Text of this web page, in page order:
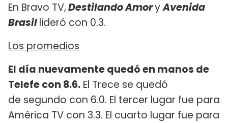
En Bravo TV,Destilando AmoryAvenida
Brasillideró con 0.3.
Los promedios
El día nuevamente quedó en manos de
Telefe con 8.6. El Trece se quedó
de segundo con 6.0. El tercer lugar fue para
América TV con 3.3. El cuarto lugar fue para